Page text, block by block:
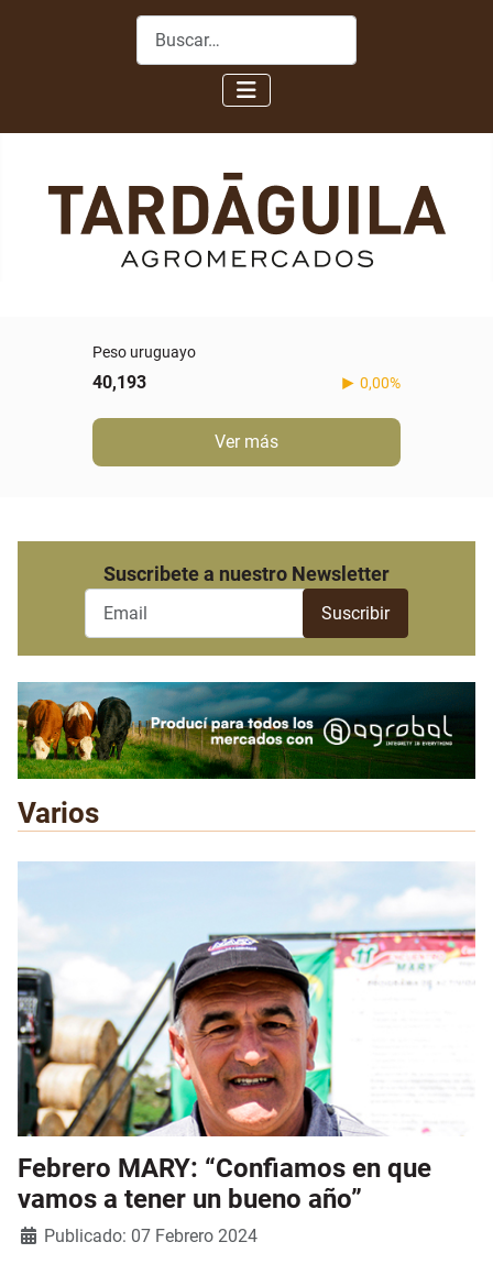
Buscar
Real
5,088 -0,60%
Ver más
Suscribete a nuestro Newsletter
Varios
Febrero MARY: “Confiamos en que
vamos a tener un bueno año”
DetallesPublicado: 07 Febrero 2024